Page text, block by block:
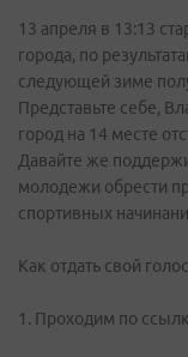
13 апреля в 13:13
города, по
следующей зиме
Представьте себе,
город на 14 месте
Давайте же
молодежи обрести
спортивных
Как отдать свой
1. Проходим по